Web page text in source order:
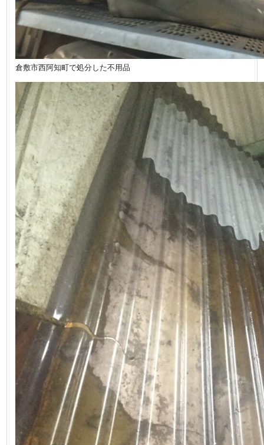
倉敷市西阿知町で処分した不用品